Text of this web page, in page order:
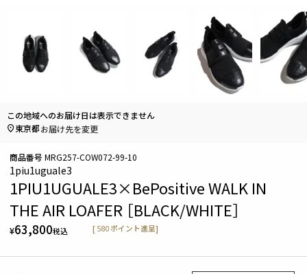
1piu1uguale3
1PIU1UGUALE3×BePositive WALK IN
THE AIR LOAFER ［BLACK/WHITE］
¥63,800税込 [ 580 ポイント進呈]
商品番号 MRG257-COW072-99-10
この地域へのお届け日は表示できません
東京都お届け先を変更